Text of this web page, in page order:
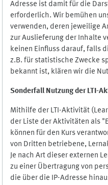
Adresse ist damit für die
erforderlich. Wir bemühen
verwenden, deren jeweilige
zur Auslieferung der Inhalte
keinen Einfluss darauf, falls
z.B. für statistische Zwecke
bekannt ist, klären wir die
Sonderfall Nutzung der LTI-
Mithilfe der LTI-Aktivität
der Liste der Aktivitäten als
können für den Kurs
von Dritten betriebene,
Je nach Art dieser externen
zu einer Übertragung von
die über die IP-Adresse